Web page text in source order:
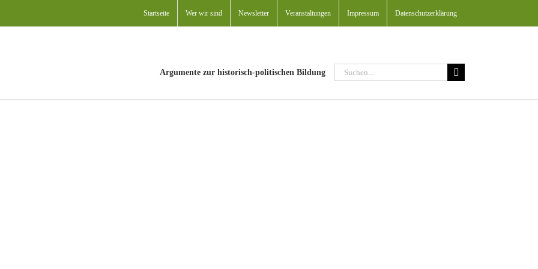
Startseite Wer wir sind Newsletter Veranstaltungen Impressum Datenschutzerklärung
Argumente zur historisch-politischen Bildung
Suche
nach: